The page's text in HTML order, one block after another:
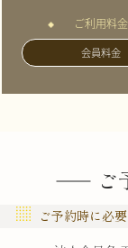
ご利用料金
会員料金
ご
ご予約時に必